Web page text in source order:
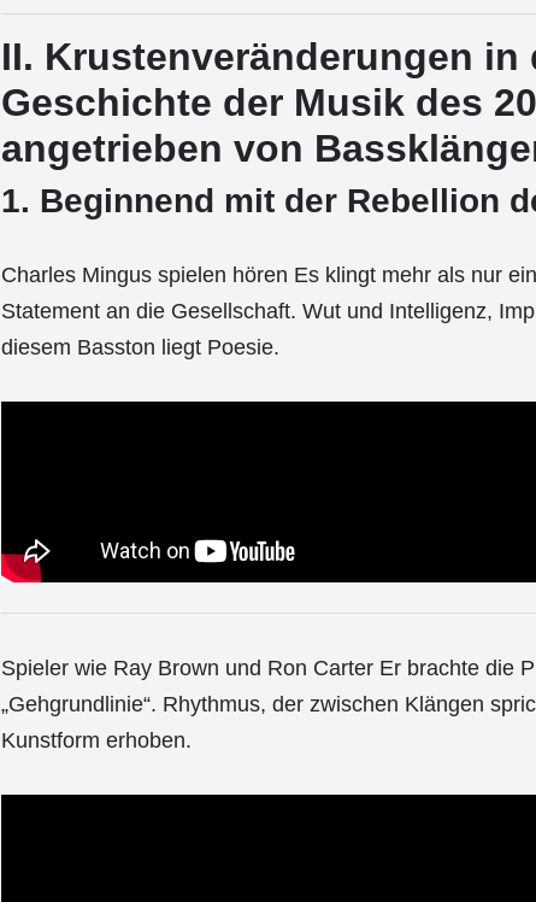
II. Krustenveränderungen in
Geschichte der Musik des
angetrieben von
1. Beginnend mit der Rebellion
Charles Mingus spielen hören Es klingt mehr als nur
Statement an die Gesellschaft. Wut und Intelligenz,
diesem Basston liegt Poesie.
Spieler wie Ray Brown und Ron Carter Er brachte die
„Gehgrundlinie“. Rhythmus, der zwischen Klängen
Kunstform erhoben.